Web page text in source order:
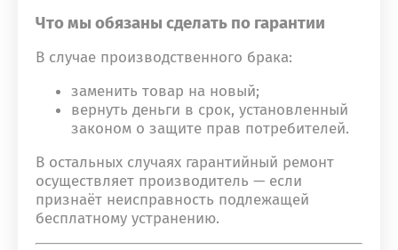
Что мы обязаны сделать по гарантии
В случае производственного брака:
заменить товар на новый;
вернуть деньги в срок, установленный
законом о защите прав потребителей.
В остальных случаях гарантийный ремонт
осуществляет производитель — если
признаёт неисправность подлежащей
бесплатному устранению.